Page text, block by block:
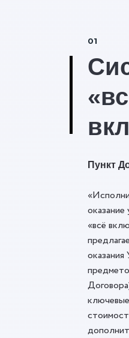
01
Пункт
оказание
«всё
оказания